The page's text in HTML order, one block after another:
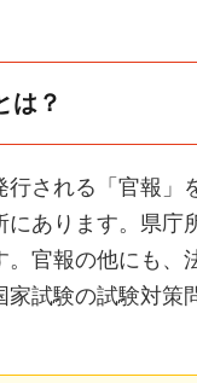
は？
行される「官報」
にあります。県庁
。官報の他にも、
家試験の試験対策